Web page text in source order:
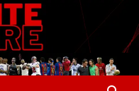
deportivo.